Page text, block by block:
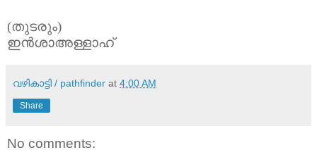
(തുടരും)
ഇൻശാഅള്ളാഹ്
വഴികാട്ടി / pathfinder at 4:00 AM
Share
No comments: